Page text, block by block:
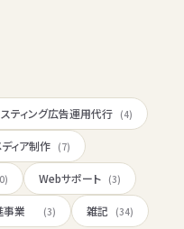
スティング広告運用代行 (4)
ィア制作 (7)
Webサポート (3)
事業 (3) 雑記 (34)